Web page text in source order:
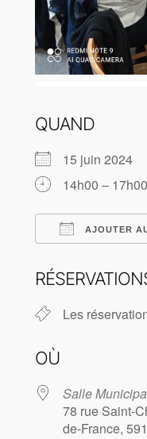
QUAND
15 juin 2024
14h00 – 17h00
AJOUTER
Les
OÙ
Salle
78 rue Saint-
de-France,